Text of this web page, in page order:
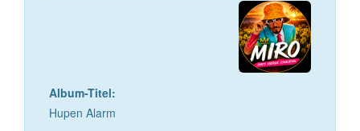
Album-Titel:
Hupen Alarm